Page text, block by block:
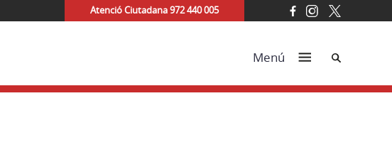
Atenció Ciutadana 972 440 005
Menú Cerca